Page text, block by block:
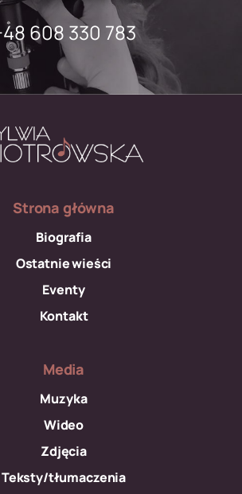
608 330 783
Strona główna
Biografia
Ostatnie wieści
Eventy
Kontakt
Media
Muzyka
Wideo
Zdjęcia
Teksty/tłumaczenia